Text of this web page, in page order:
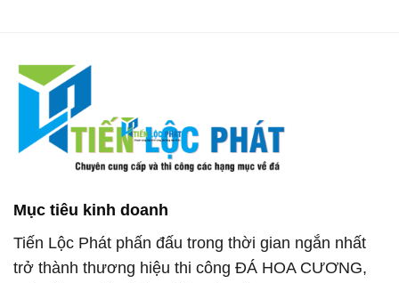
Mục tiêu kinh doanh
Tiến Lộc Phát phấn đấu trong thời gian ngắn nhất
trở thành thương hiệu thi công ĐÁ HOA CƯƠNG,